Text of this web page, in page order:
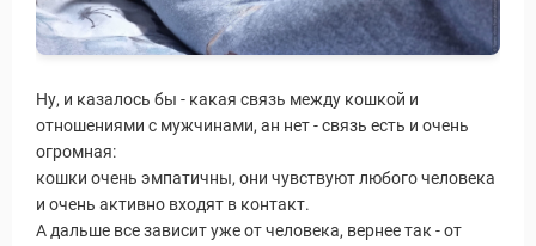
Ну, и казалось бы - какая связь между кошкой и
отношениями с мужчинами, ан нет - связь есть и очень
огромная:
кошки очень эмпатичны, они чувствуют любого человека
и очень активно входят в контакт.
А дальше все зависит уже от человека, вернее так - от